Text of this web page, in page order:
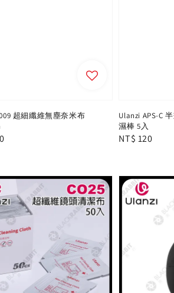
超細纖維無塵奈米布
Ulanzi APS-C
濕棒 5入
Regular
NT$ 120